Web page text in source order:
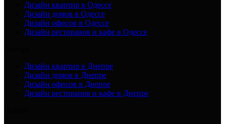
Дизайн квартир в Одессе
Дизайн домов в Одессе
Дизайн офисов в Одессе
Дизайн ресторанов и кафе в Одессе
Дизайн квартир в Днепре
Дизайн домов в Днепре
Дизайн офисов в Днепре
Дизайн ресторанов и кафе в Днепре